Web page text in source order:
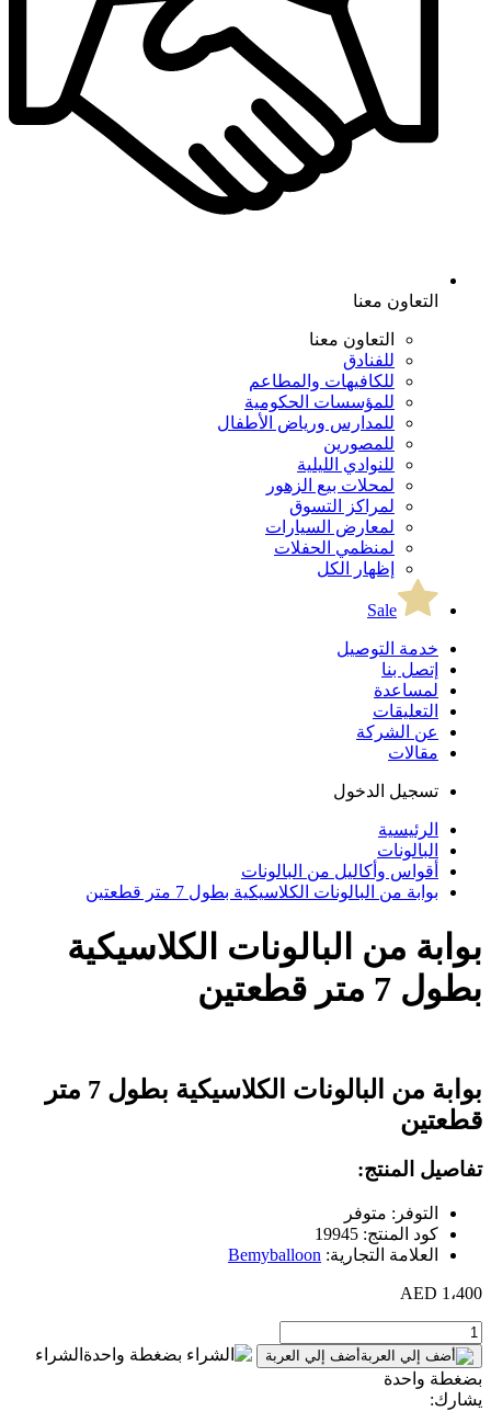
التعاون معنا
التعاون معنا
للفنادق
للكافيهات والمطاعم
للمؤسسات الحكومية
للمدارس ورياض الأطفال
للمصورين
للنوادي الليلية
لمحلات بيع الزهور
لمراكز التسوق
لمعارض السيارات
لمنظمي الحفلات
إظهار الكل
Sale
خدمة التوصيل
إتصل بنا
لمساعدة
التعليقات
عن الشركة
مقالات
تسجيل الدخول
الرئيسية
البالونات
أقواس وأكاليل من البالونات
بوابة من البالونات الكلاسيكية بطول 7 متر قطعتين
بوابة من البالونات الكلاسيكية
بطول 7 متر قطعتين
بوابة من البالونات الكلاسيكية بطول 7 متر
قطعتين
تفاصيل المنتج:
التوفر: متوفر
كود المنتج: 19945
العلامة التجارية: Bemyballoon
1،400 AED
أضف إلي العربة
الشراء
بضغطة واحدة
يشارك: